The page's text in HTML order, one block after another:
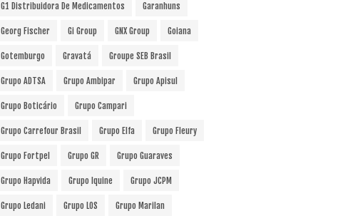
G1 Distribuidora De Medicamentos Garanhuns
Georg Fischer Gi Group GNX Group Goiana
Gotemburgo Gravatá Groupe SEB Brasil
Grupo ADTSA Grupo Ambipar Grupo Apisul
Grupo Boticário Grupo Campari
Grupo Carrefour Brasil Grupo Elfa Grupo Fleury
Grupo Fortpel Grupo GR Grupo Guaraves
Grupo Hapvida Grupo Iquine Grupo JCPM
Grupo Ledani Grupo LOS Grupo Marilan